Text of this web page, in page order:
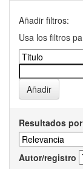
Añadir filtros:
Usa los filtros
Resultados
Autor/registro